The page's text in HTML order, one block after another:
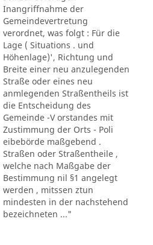
Inangriffnahme der
Gemeindevertretung
verordnet, was folgt : Für die
Lage ( Situations . und
Höhenlage)', Richtung und
Breite einer neu anzulegenden
Straße oder eines neu
anmlegenden Straßentheils ist
die Entscheidung des
Gemeinde -V orstandes mit
Zustimmung der Orts - Poli
eibebörde maßgebend .
Straßen oder Straßentheile ,
welche nach Maßgabe der
Bestimmung nil §1 angelegt
werden , mitssen ztun
mindesten in der nachstehend
bezeichneten ..."